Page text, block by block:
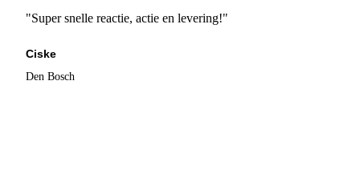
"Super snelle reactie, actie en levering!"
Ciske
Den Bosch